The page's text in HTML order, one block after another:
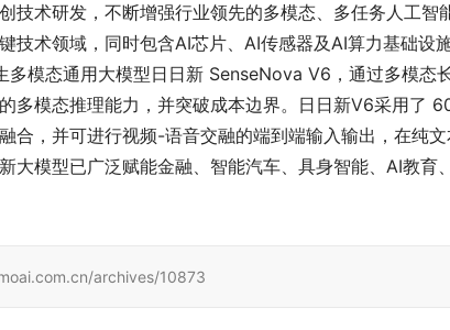
技术研发，不断增强行业领先的多模态、多任务人工智
技术领域，同时包含AI芯片、AI传感器及AI算力基础设
模态通用大模型日日新 SenseNova V6，通过多模态
多模态推理能力，并突破成本边界。日日新V6采用了
合，并可进行视频-语音交融的端到端输入输出，在纯
大模型已广泛赋能金融、智能汽车、具身智能、AI教育
archives/10873